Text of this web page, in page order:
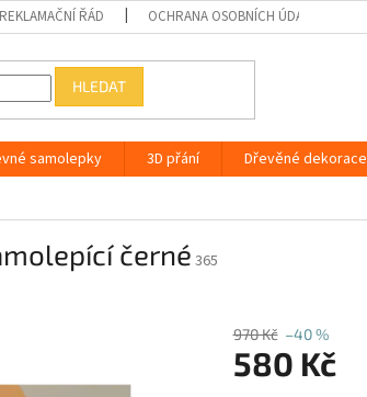
REKLAMAČNÍ ŘÁD OCHRANA OSOBNÍCH ÚDAJŮ
HLEDAT
samolepky 3D přání Dřevěné dekorace
černé 365
970 Kč –40 %
580 Kč